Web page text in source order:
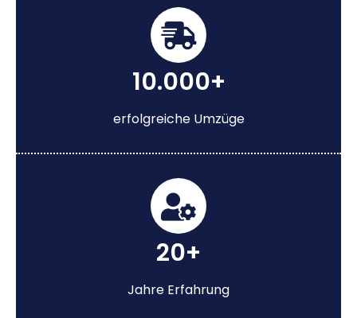
10.000+
erfolgreiche Umzüge
20+
Jahre Erfahrung